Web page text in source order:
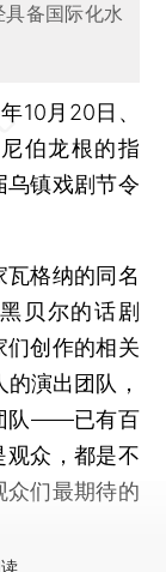
备国际化水
10月20日、
伯龙根的指
乌镇戏剧节令
格纳的同名
贝尔的话剧
们创作的相关
演出团队，
队——已有百
众，都是不
众们最期待的